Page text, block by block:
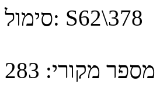
סימול: S62\378
מספר מקורי: 283